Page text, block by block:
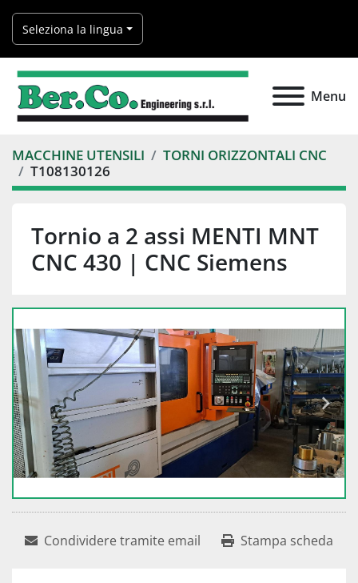
Seleziona la lingua
Menu
MACCHINE UTENSILI
TORNI ORIZZONTALI CNC
T108130126
Tornio a 2 assi MENTI MNT
CNC 430 | CNC Siemens
Condividere tramite email Stampa scheda